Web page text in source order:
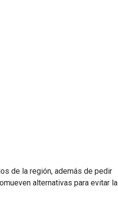
de la región, además de pedir
alternativas para evitar la